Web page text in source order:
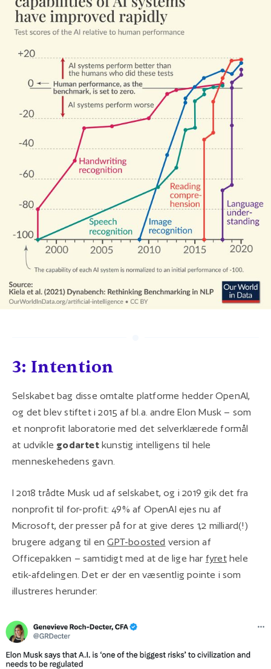
3: Intention
Selskabet bag disse omtalte platforme hedder OpenAI,
og det blev stiftet i 2015 af bl.a. andre Elon Musk – som
et nonprofit laboratorie med det selverklærede formål
at udvikle godartetkunstig intelligens til hele
menneskehedens gavn.
I 2018 trådte Musk ud af selskabet, og i 2019 gik det fra
nonprofit til for-profit: 49% af OpenAI ejes nu af
Microsoft, der presser på for at give deres 1,2 milliard(!)
brugere adgang til enGPT-boosted version af
Officepakken – samtidigt med at de lige har fyrethele
etik-afdelingen. Det er der en væsentlig pointe i som
illustreres herunder: